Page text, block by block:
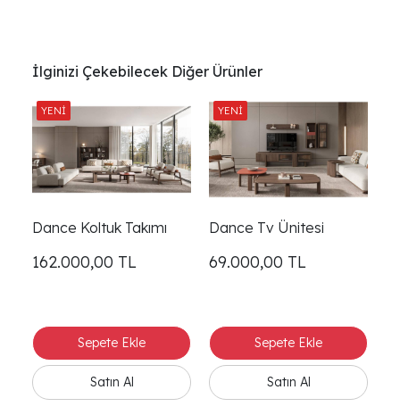
İlginizi Çekebilecek Diğer Ürünler
Dance Koltuk Takımı
162.000,00 TL
Dance Tv Ünitesi
69.000,00 TL